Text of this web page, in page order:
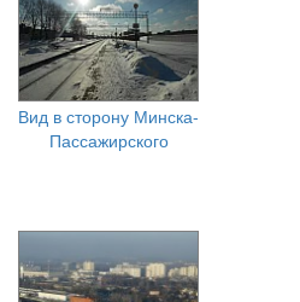
Вид в сторону Минска-
Пассажирского